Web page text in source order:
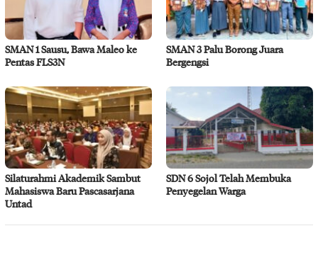
SMAN 1 Sausu, Bawa Maleo ke
Pentas FLS3N
SMAN 3 Palu Borong Juara
Bergengsi
Silaturahmi Akademik Sambut
Mahasiswa Baru Pascasarjana
Untad
SDN 6 Sojol Telah Membuka
Penyegelan Warga